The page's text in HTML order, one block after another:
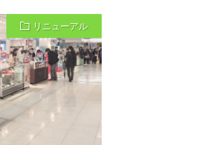
リニューアル